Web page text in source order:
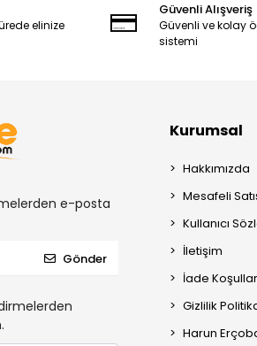
elinize
Güvenli Alışveriş
Güvenli ve kolay
sistemi
e-posta
Gönder
Kurumsal
Hakkımızda
Mesafeli
Kullanıcı
İletişim
İade
Gizlilik
Harun